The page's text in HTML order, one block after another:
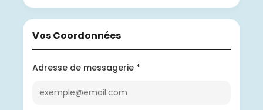
Vos Coordonnées
Adresse de messagerie *